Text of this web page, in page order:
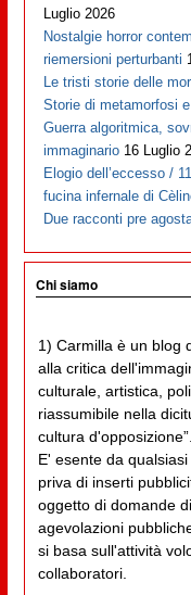
Luglio 2026
Nostalgie horror
riemersioni perturbanti
Le tristi storie delle
Storie di metamorfosi
Guerra algoritmica,
immaginario 16 Luglio
Elogio dell’eccesso /
fucina infernale di
Due racconti pre
Chi siamo
1) Carmilla è un blog
alla critica
culturale, artistica,
riassumibile nella
cultura d'opposizione”.
E' esente da
priva di inserti
oggetto di domande
agevolazioni
si basa sull'attività
collaboratori.